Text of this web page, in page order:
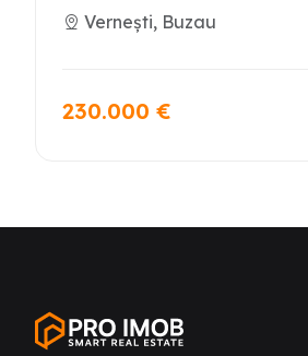
Vernești, Buzau
230.000 €